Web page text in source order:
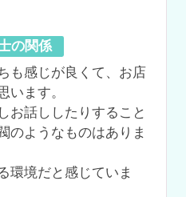
の関係
も感じが良くて、お店
います。
お話ししたりすること
のようなものはありま
環境だと感じていま